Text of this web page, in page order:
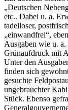
„Deutschen
etc.. Dabei u. a.
tadelloser,
„einwandfrei“,
Ausgaben wie u.
Grünaufdruck mit
Unter den
finden sich
gesuchte
ungebrauchter
Stück. Ebenso